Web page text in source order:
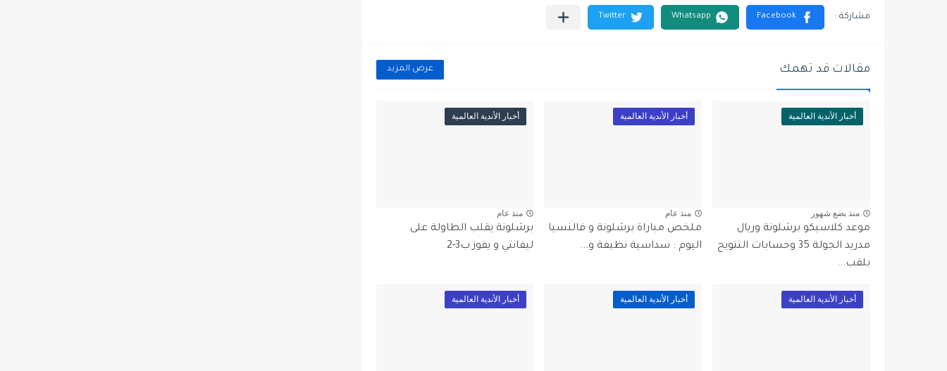
مقالات قد تهمك عرض المزيد
أخبار الأندية العالمية
منذ بضع شهور
موعد كلاسيكو برشلونة وريال
مدريد الجولة 35 وحسابات التتويج
بلقب...
أخبار الأندية العالمية
منذ عام
ملخص مباراة برشلونة و فالنسيا
اليوم : سداسية نظيفة و...
أخبار الأندية العالمية
منذ عام
برشلونة يقلب الطاولة على
ليفانتي و يفوز ب3-2
أخبار الأندية العالمية أخبار الأندية العالمية أخبار الأندية العالمية